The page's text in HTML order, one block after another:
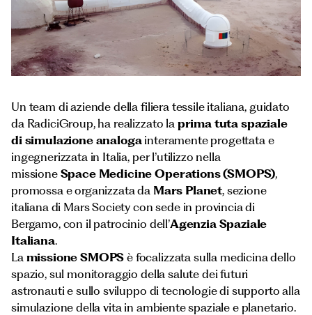
Un team di aziende della filiera tessile italiana, guidato
da RadiciGroup, ha realizzato la prima tuta spaziale
di simulazione analoga interamente progettata e
ingegnerizzata in Italia, per l’utilizzo nella
missione Space Medicine Operations (SMOPS),
promossa e organizzata da Mars Planet, sezione
italiana di Mars Society con sede in provincia di
Bergamo, con il patrocinio dell’Agenzia Spaziale
Italiana.
La missione SMOPS è focalizzata sulla medicina dello
spazio, sul monitoraggio della salute dei futuri
astronauti e sullo sviluppo di tecnologie di supporto alla
simulazione della vita in ambiente spaziale e planetario.